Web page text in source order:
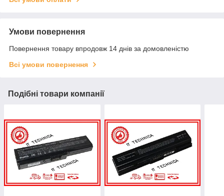
Умови повернення
Повернення товару впродовж 14 днів за домовленістю
Всі умови повернення
Подібні товари компанії